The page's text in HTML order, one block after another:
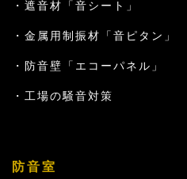
遮音材「音シート」
金属用制振材「音ピタン」
防音壁「エコーパネル」
工場の騒音対策
防音室